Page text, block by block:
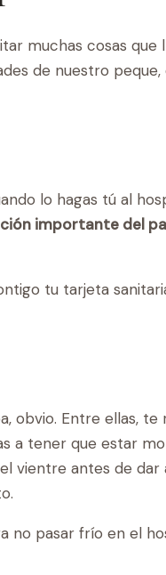
muchas cosas
de nuestro peque,
lo hagas tú al
importante del
tu tarjeta
obvio. Entre ellas, te
a tener que estar
vientre antes de
no pasar frío en el